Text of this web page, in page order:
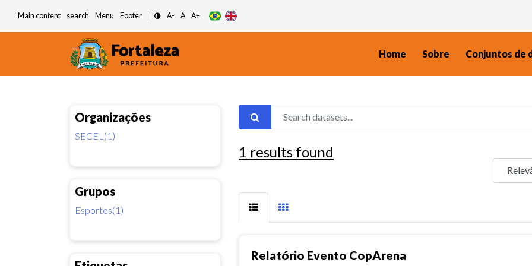
Main content search Menu Footer A- A A+
Home Sobre Conjuntos de
Organizações
SECEL(1)
Grupos
Esportes(1)
1 results found
Relatório Evento CopArena